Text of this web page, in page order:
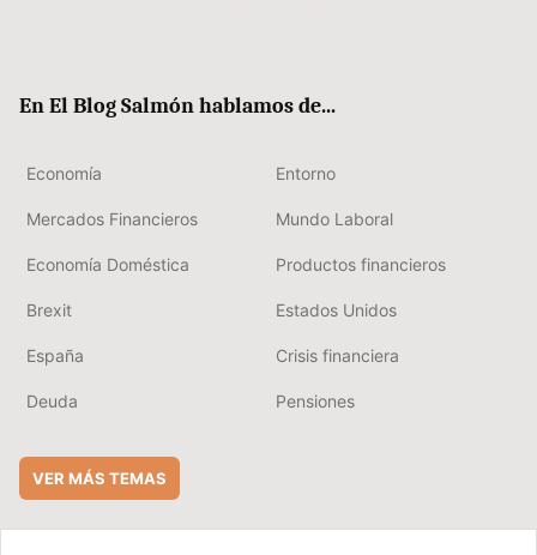
En El Blog Salmón hablamos de...
Economía Entorno
Mercados Financieros Mundo Laboral
Economía Doméstica Productos financieros
Brexit Estados Unidos
España Crisis financiera
Deuda Pensiones
VER MÁS TEMAS